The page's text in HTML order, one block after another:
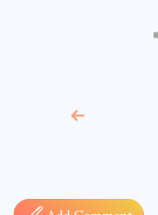
* sign, it
required